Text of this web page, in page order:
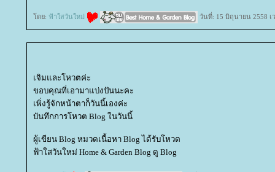
ดย: ฟ้าใสวันใหม่ วันที่: 15 มิถุนายน 2558 เ
เจิมและโหวตค่ะ
ขอบคุณที่เอามาแบ่งปันนะคะ
เพิ่งรู้จักหน้าตาก็วันนี้เองค่ะ
บันทึกการโหวต Blog ในวันนี้
ผู้เขียน Blog หมวดเนื้อหา Blog ได้รับโหวต
ฟ้าใสวันใหม่ Home & Garden Blog ดู Blog